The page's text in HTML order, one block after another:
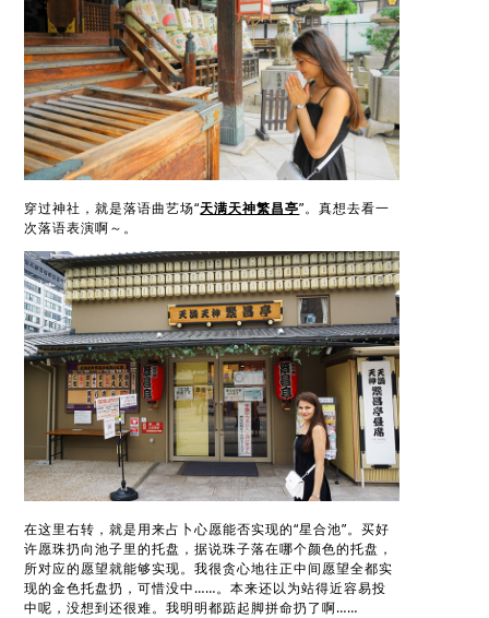
穿过神社，就是落语曲艺场“天满天神繁昌亭”。真想去看一
次落语表演啊～。
在这里右转，就是用来占卜心愿能否实现的“星合池”。买好
许愿珠扔向池子里的托盘，据说珠子落在哪个颜色的托盘，
所对应的愿望就能够实现。我很贪心地往正中间愿望全都实
现的金色托盘扔，可惜没中……。本来还以为站得近容易投
中呢，没想到还很难。我明明都踮起脚拼命扔了啊……